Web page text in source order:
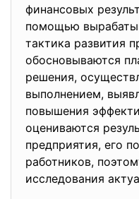
финансовых
помощью
тактика развития
обосновываются
решения,
выполнением,
повышения
оцениваются
предприятия, его
работников,
исследования